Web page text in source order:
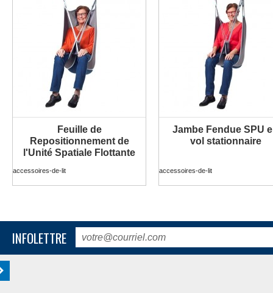
Feuille de
Repositionnement de
l'Unité Spatiale Flottante
accessoires-de-lit
Jambe Fendue SPU
vol stationnaire
accessoires-de-lit
PLUS D'INFORMATION PLUS D'INFORMATION
INFOLETTRE